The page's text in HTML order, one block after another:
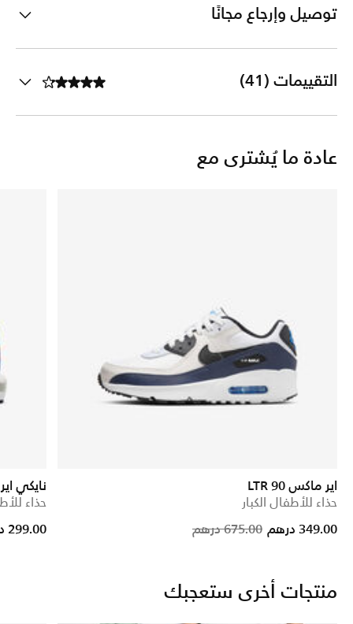
توصيل وإرجاع مجانًا
التقييمات (41)
عادة ما يُشترى مع
اير ماكس 90 LTR
حذاء للأطفال الكبار
Price
675.00 درهم to
349.00 درهم
نايكي
حذاء
reduced from
to
299.00 درهم
منتجات أخرى ستعجبك